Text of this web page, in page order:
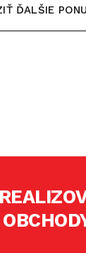
ĎALŠIE